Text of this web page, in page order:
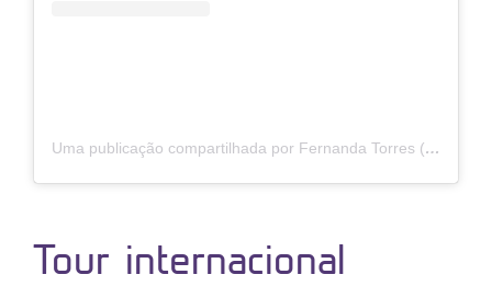
Uma publicação compartilhada por Fernanda Torres (@oficialfernandatorres)
Tour internacional